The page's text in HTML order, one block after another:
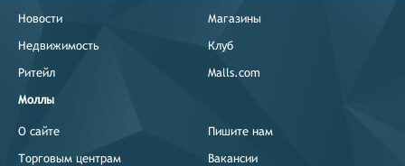
Новости
Недвижимость
Ритейл
Моллы
Магазины
Клуб
Malls.com
О сайте
Торговым центрам
Пишите нам
Вакансии